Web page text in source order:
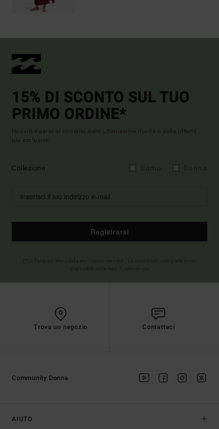
15% DI SCONTO SUL TUO
PRIMO ORDINE*
Iscriviti e sarai al corrente delle ultimissime novità e delle offerte
più esclusive.
Collezione
Registrarsi
Trova un negozio Contattaci
AIUTO
Community Donna